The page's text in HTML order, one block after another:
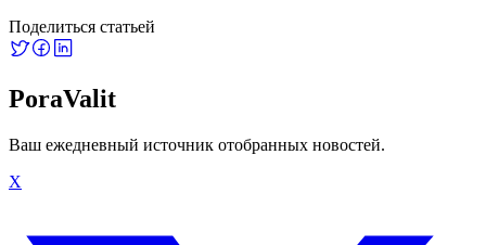
Поделиться статьей
PoraValit
Ваш ежедневный источник отобранных новостей.
X